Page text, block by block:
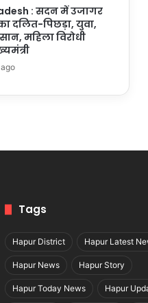
: सदन में उजागर
दलित-पिछड़ा, युवा,
महिला विरोधी
Tags
Hapur District Hapur Latest
Hapur News Hapur Story
Hapur Today News Hapur